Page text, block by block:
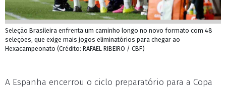
Seleção Brasileira enfrenta um caminho longo no novo formato com 48
seleções, que exige mais jogos eliminatórios para chegar ao
Hexacampeonato (Crédito: RAFAEL RIBEIRO / CBF)
A Espanha encerrou o ciclo preparatório para a Copa